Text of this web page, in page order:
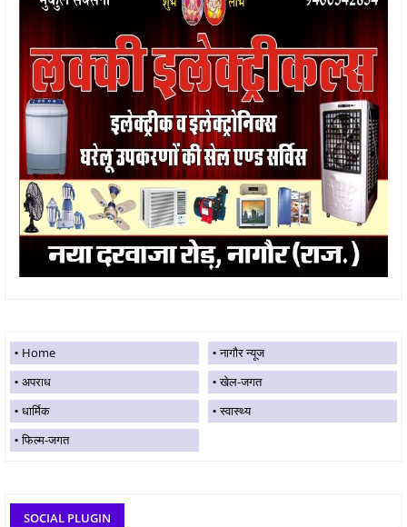
Home
नागौर न्यूज
अपराध
खेल-जगत
धार्मिक
स्वास्थ्य
फिल्म-जगत
SOCIAL PLUGIN